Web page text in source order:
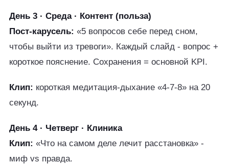
День 3 · Среда · Контент (польза)
Пост-карусель: «5 вопросов себе перед сном,
чтобы выйти из тревоги». Каждый слайд - вопрос +
короткое пояснение. Сохранения = основной KPI.
Клип: короткая медитация-дыхание «4-7-8» на 20
секунд.
День 4 · Четверг · Клиника
Клип: «Что на самом деле лечит расстановка» -
миф vs правда.